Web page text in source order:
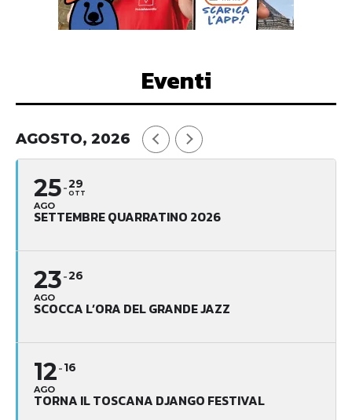
Eventi
AGOSTO, 2026
25
AGO
29
OTT
SETTEMBRE QUARRATINO 2026
23
AGO
26
SCOCCA L’ORA DEL GRANDE JAZZ
12
AGO
16
TORNA IL TOSCANA DJANGO FESTIVAL